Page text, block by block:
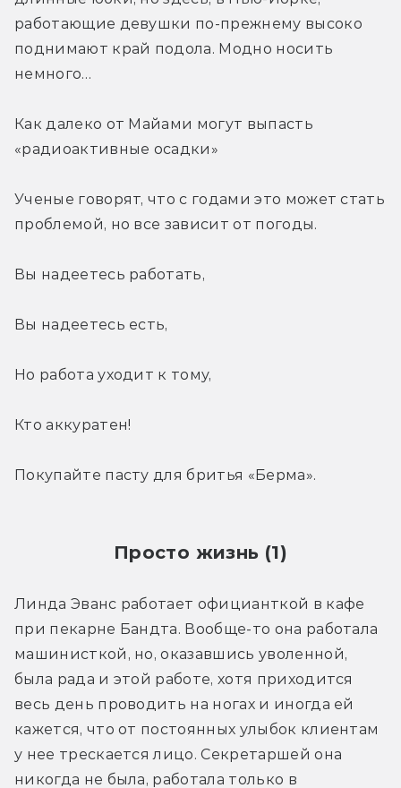
работающие девушки по-прежнему высоко
поднимают край подола. Модно носить
немного…
Как далеко от Майами могут выпасть
«радиоактивные осадки»
Ученые говорят, что с годами это может стать
проблемой, но все зависит от погоды.
Вы надеетесь работать,
Вы надеетесь есть,
Но работа уходит к тому,
Кто аккуратен!
Покупайте пасту для бритья «Берма».
Просто жизнь (1)
Линда Эванс работает официанткой в кафе
при пекарне Бандта. Вообще-то она работала
машинисткой, но, оказавшись уволенной,
была рада и этой работе, хотя приходится
весь день проводить на ногах и иногда ей
кажется, что от постоянных улыбок клиентам
у нее трескается лицо. Секретаршей она
никогда не была, работала только в